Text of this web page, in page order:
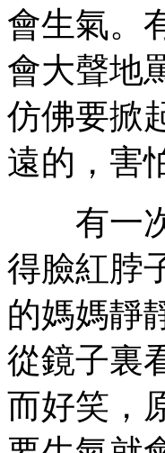
會生氣。
會大聲地
仿佛要掀
遠的，害
有一次
得臉紅脖
的媽媽靜
從鏡子裏
而好笑，